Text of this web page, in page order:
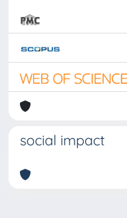
social impact